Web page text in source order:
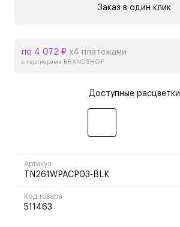
Заказ в один клик
по 4 072 ₽ х4 платежами
с партнерами BRANDSHOP
Доступные расцветки
Артикул
TN261WPACP03-BLK
Код товара
511463